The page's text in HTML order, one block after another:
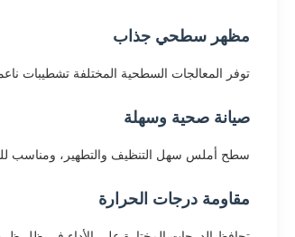
مظهر سطحي جذاب
توفر المعالجات السطحية المختلفة تشطيبات
صيانة صحية وسهلة
سطح أملس سهل التنظيف والتطهير، ومناسب
مقاومة درجات الحرارة